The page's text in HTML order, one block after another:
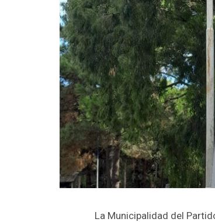
La Municipalidad del